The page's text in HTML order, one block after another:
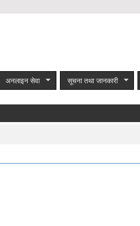
अनलाइन सेवा सूचना तथा जानकारी